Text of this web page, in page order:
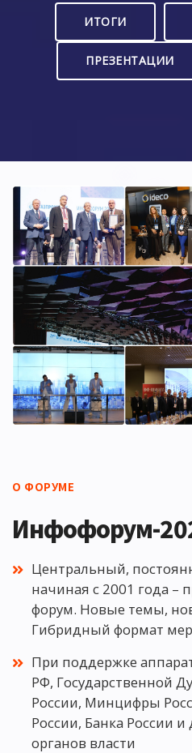
ИТОГИ
ПРЕЗЕНТАЦИИ
О ФОРУМЕ
Инфофорум-
Центральный,
начиная с 2001 года –
форум. Новые темы,
Гибридный формат
При поддержке
РФ, Государственной
России, Минцифры
России, Банка России
органов власти